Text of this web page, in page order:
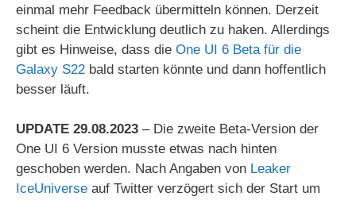
einmal mehr Feedback übermitteln können. Derzeit
scheint die Entwicklung deutlich zu haken. Allerdings
gibt es Hinweise, dass die One UI 6 Beta für die
Galaxy S22 bald starten könnte und dann hoffentlich
besser läuft.
UPDATE 29.08.2023 – Die zweite Beta-Version der
One UI 6 Version musste etwas nach hinten
geschoben werden. Nach Angaben von Leaker
IceUniverse auf Twitter verzögert sich der Start um